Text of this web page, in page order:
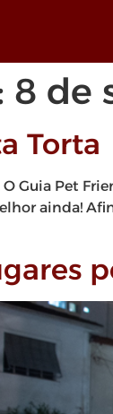
8 de
Torta
O Guia Pet
ainda!